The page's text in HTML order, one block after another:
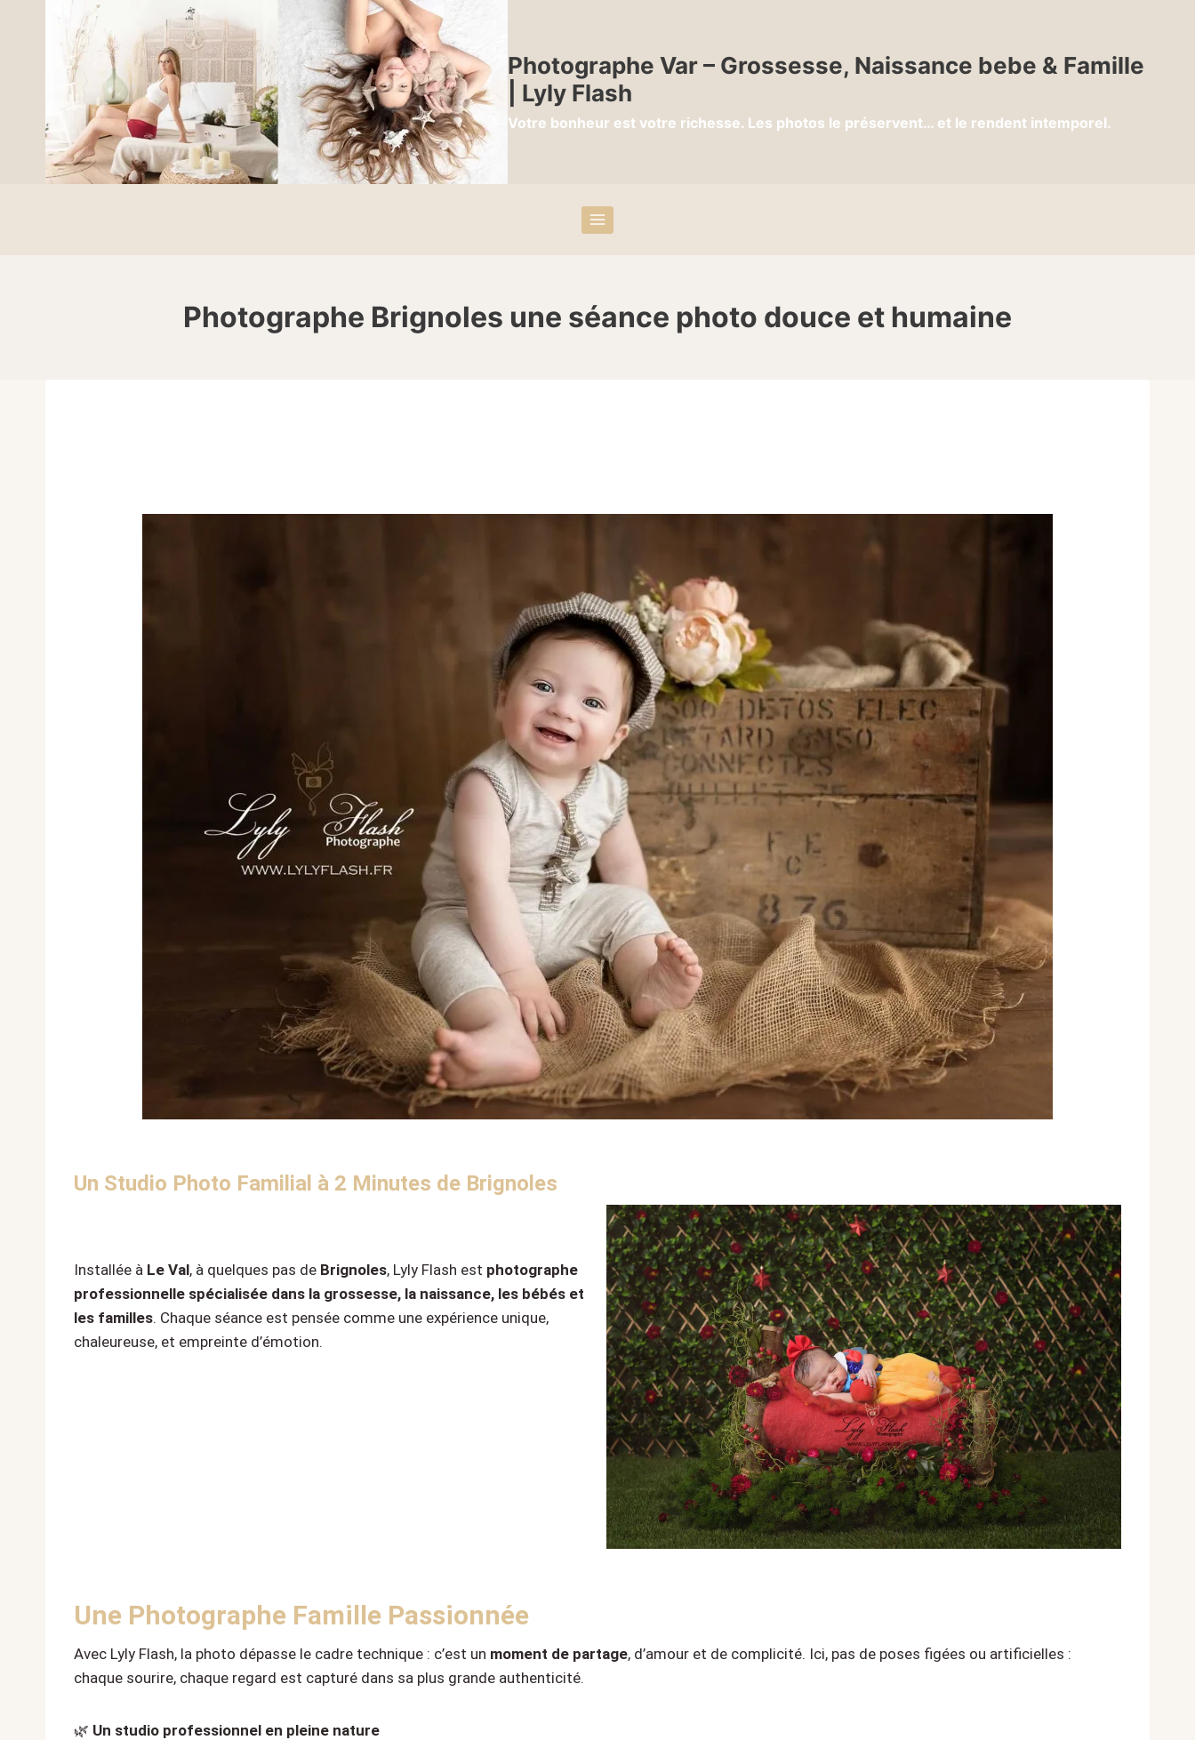
Photographe Var – Grossesse, Naissance bebe & Famille
| Lyly Flash
Votre bonheur est votre richesse. Les photos le préservent… et le rendent intemporel.
Photographe Brignoles une séance photo douce et humaine
Un Studio Photo Familial à 2 Minutes de Brignoles
Installée à Le Val, à quelques pas de Brignoles, Lyly Flash est photographe
professionnelle spécialisée dans la grossesse, la naissance, les bébés et
les familles. Chaque séance est pensée comme une expérience unique,
chaleureuse, et empreinte d’émotion.
Une Photographe Famille Passionnée
Avec Lyly Flash, la photo dépasse le cadre technique : c’est un moment de partage, d’amour et de complicité. Ici, pas de poses figées ou artificielles :
chaque sourire, chaque regard est capturé dans sa plus grande authenticité.
🌿 Un studio professionnel en pleine nature